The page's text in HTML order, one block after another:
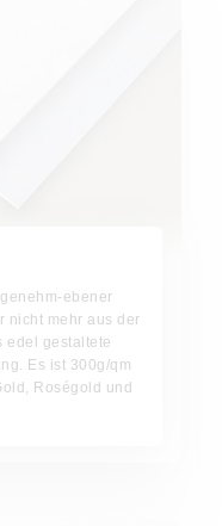
ebener
nicht mehr aus der
edel gestaltete
Es ist 300g/qm
Roségold und